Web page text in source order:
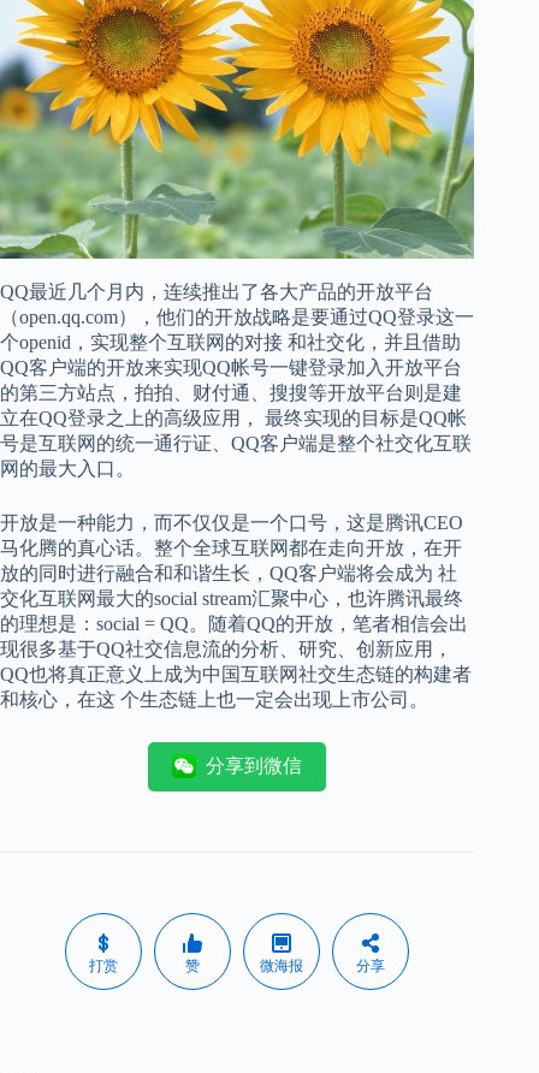
QQ最近几个月内，连续推出了各大产品的开放平台
（open.qq.com），他们的开放战略是要通过QQ登录这一
个openid，实现整个互联网的对接 和社交化，并且借助
QQ客户端的开放来实现QQ帐号一键登录加入开放平台
的第三方站点，拍拍、财付通、搜搜等开放平台则是建
立在QQ登录之上的高级应用， 最终实现的目标是QQ帐
号是互联网的统一通行证、QQ客户端是整个社交化互联
网的最大入口。
开放是一种能力，而不仅仅是一个口号，这是腾讯CEO
马化腾的真心话。整个全球互联网都在走向开放，在开
放的同时进行融合和和谐生长，QQ客户端将会成为 社
交化互联网最大的social stream汇聚中心，也许腾讯最终
的理想是：social = QQ。随着QQ的开放，笔者相信会出
现很多基于QQ社交信息流的分析、研究、创新应用，
QQ也将真正意义上成为中国互联网社交生态链的构建者
和核心，在这 个生态链上也一定会出现上市公司。
分享到微信
打赏 赞 微海报 分享